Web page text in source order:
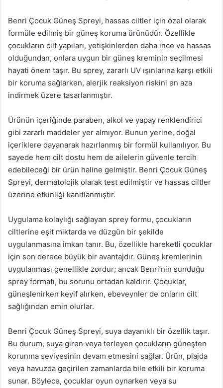
Benri Çocuk Güneş Spreyi, hassas ciltler için özel olarak
formüle edilmiş bir güneş koruma ürünüdür. Özellikle
çocukların cilt yapıları, yetişkinlerden daha ince ve hassas
olduğundan, onlara uygun bir güneş kreminin seçilmesi
hayati önem taşır. Bu sprey, zararlı UV ışınlarına karşı etkili
bir koruma sağlarken, alerjik reaksiyon riskini en aza
indirmek üzere tasarlanmıştır.
Ürünün içeriğinde paraben, alkol ve yapay renklendirici
gibi zararlı maddeler yer almıyor. Bunun yerine, doğal
içeriklere dayanarak hazırlanmış bir formül kullanılıyor. Bu
sayede hem cilt dostu hem de ailelerin güvenle tercih
edebileceği bir ürün haline gelmiştir. Benri Çocuk Güneş
Spreyi, dermatolojik olarak test edilmiştir ve hassas ciltler
üzerine etkinliği kanıtlanmıştır.
Uygulama kolaylığı sağlayan sprey formu, çocukların
ciltlerine eşit miktarda ve düzgün bir şekilde
uygulanmasına imkan tanır. Bu, özellikle hareketli çocuklar
için son derece büyük bir avantajdır. Güneş kremlerinin
uygulanması genellikle zordur; ancak Benri’nin sunduğu
sprey formatı, bu sorunu ortadan kaldırır. Çocuklar,
güneşlenirken keyif alırken, ebeveynler de onların cilt
sağlığından emin olurlar.
Benri Çocuk Güneş Spreyi, suya dayanıklı bir özellik taşır.
Bu durum, suya giren veya terleyen çocukların güneşten
korunma seviyesinin devam etmesini sağlar. Ürün, plajda
veya havuzda geçirilen zamanlarda bile etkili bir koruma
sunar. Böylece, çocuklar oyun oynarken veya su